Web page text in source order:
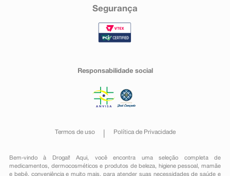
Segurança
Responsabilidade social
Termos de uso Política de Privacidade
Bem-vindo à Drogal! Aqui, você encontra uma seleção completa de
medicamentos , dermocosméticos e produtos de beleza, higiene pessoal ,mamãe
e bebê, conveniênciae muito mais, para atender suas necessidades de saúde e